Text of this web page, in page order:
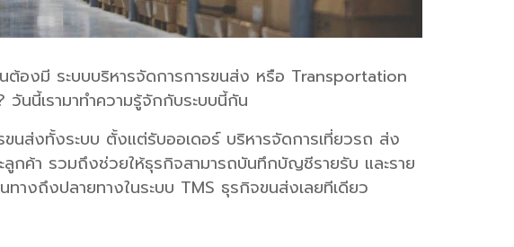
ต้องมี ระบบบริหารจัดการการขนส่ง หรือ Transportation
นนี้เรามาทำความรู้จักกับระบบนี้กัน
ส่งทั้งระบบ ตั้งแต่รับออเดอร์ บริหารจัดการเที่ยวรถ ส่ง
กค้า รวมถึงช่วยให้ธุรกิจสามารถบันทึกบัญชีรายรับ และราย
างถึงปลายทางในระบบ TMS ธุรกิจขนส่งเลยทีเดียว